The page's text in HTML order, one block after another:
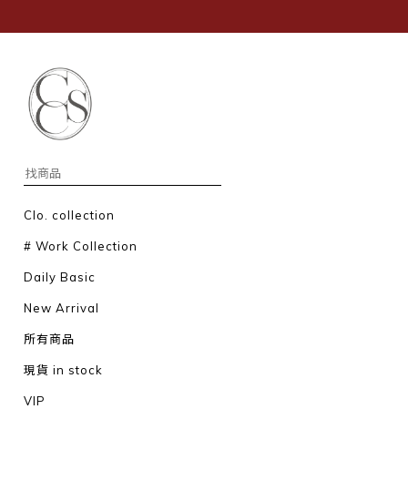
Clo. collection
# Work Collection
Daily Basic
New Arrival
所有商品
現貨 in stock
VIP